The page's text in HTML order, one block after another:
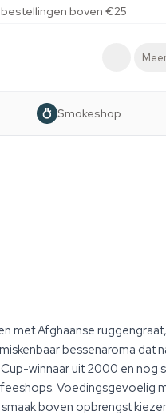
boven €25
Smokeshop
met Afghaanse
bessenaroma dat
winnaar uit 2000 en nog
Voedingsgevoelig
boven opbrengst